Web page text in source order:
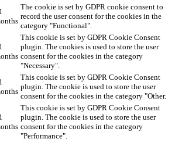
The cookie is set by GDPR cookie consent to
record the user consent for the cookies in the
category "Functional".
This cookie is set by GDPR Cookie Consent
plugin. The cookies is used to store the user
consent for the cookies in the category
"Necessary".
This cookie is set by GDPR Cookie Consent
plugin. The cookie is used to store the user
consent for the cookies in the category "Other.
This cookie is set by GDPR Cookie Consent
plugin. The cookie is used to store the user
consent for the cookies in the category
"Performance".